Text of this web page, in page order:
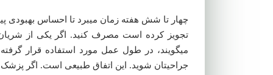
چهار تا شش هفته زمان میبرد تا احساس بهبودی
تجویز کرده است مصرف کنید. اگر یکی از
میگویند، در طول عمل مورد استفاده قرار
جراحیتان شوید. این اتفاق طبیعی است. اگر